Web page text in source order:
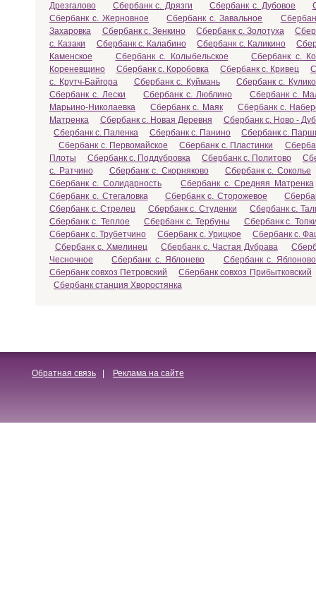
Дрезгалово
Сбербанк с. Дрязги Сбербанк с. Дубовое
Сбербанк с. Жерновное
Сбербанк с. Завальное
Захаровка
Сбербанк с. Зенкино Сбербанк с. Золотуха
с. Казаки
Сбербанк с. Калабино Сбербанк с. Каликино
Каменское
Сбербанк с. Колыбельское
Сбербанк с.
Кореневщино
Сбербанк с. Коробовка Сбербанк с. Кривец
с. Крутч-Байгора
Сбербанк с. Куймань
Сбербанк с.
Сбербанк с. Лески
Сбербанк с. Люблино
Сбербанк с.
Марьино-Николаевка
Сбербанк с. Маяк
Сбербанк с.
Матренка
Сбербанк с. Новая Деревня
Сбербанк с. Ново -
Сбербанк с. Паленка
Сбербанк с. Панино
Сбербанк с.
Сбербанк с. Первомайское
Сбербанк с. Пластинки
Плоты
Сбербанк с. Поддубровка Сбербанк с. Политово
с. Ратчино
Сбербанк с. Скорняково
Сбербанк с. Соколье
Сбербанк с. Солидарность
Сбербанк с. Средняя Матренка
Сбербанк с. Стегаловка
Сбербанк с. Сторожевое
Сбербанк с. Стрелец
Сбербанк с. Студенки
Сбербанк с.
Сбербанк с. Теплое
Сбербанк с. Тербуны
Сбербанк с.
Сбербанк с. Трубетчино
Сбербанк с. Урицкое
Сбербанк с.
Сбербанк с. Хмелинец
Сбербанк с. Частая Дубрава
Чесночное
Сбербанк с. Яблонево
Сбербанк с. Яблоново
Сбербанк совхоз Петровский
Сбербанк совхоз Прибытковский
Сбербанк станция Хворостянка
Обратная связь Реклама на сайте